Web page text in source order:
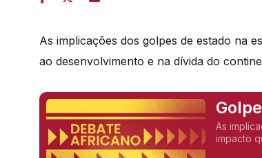
As implicações dos golpes de estado na
ao desenvolvimento e na dívida do
As
impacto